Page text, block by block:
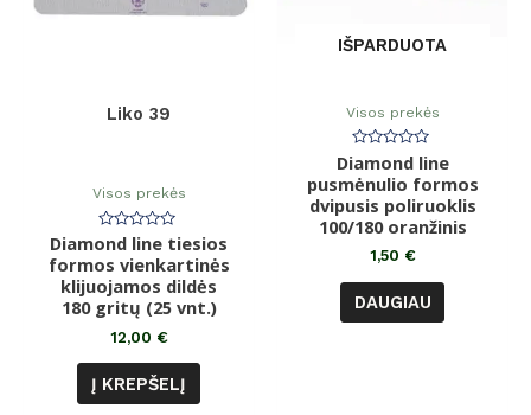
Liko 39
Visos prekės
Įvertinimas:
0
iš
5
Diamond line tiesios
formos vienkartinės
klijuojamos dildės
180 gritų (25 vnt.)
12,00 €
Į KREPŠELĮ
IŠPARDUOTA
Visos prekės
Įvertinimas:
0
iš
5
Diamond line
pusmėnulio formos
dvipusis poliruoklis
100/180 oranžinis
1,50 €
DAUGIAU